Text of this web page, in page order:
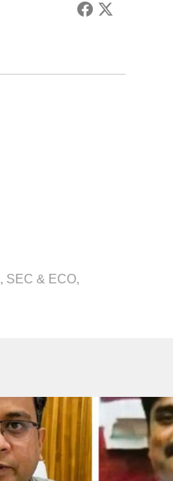
, SEC & ECO,